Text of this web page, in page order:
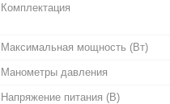
Комплектация
Максимальная мощность (Вт)
Манометры давления
Напряжение питания (В)